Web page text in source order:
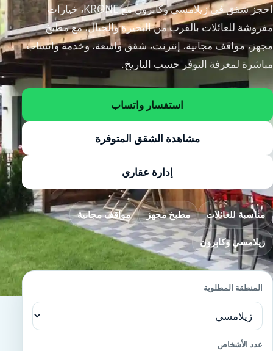
احجز شقق في زيلامسي وكابرون مع KRONE، خيارات
مفروشة للعائلات بالقرب من البحيرة والجبال، مع مطبخ
مجهز، مواقف مجانية، إنترنت، شقق واسعة، وخدمة واتساب
مباشرة لمعرفة التوفر حسب التاريخ.
استفسار واتساب
مشاهدة الشقق المتوفرة
إدارة عقاري
مناسبة للعائلات مطبخ مجهز مواقف مجانية
زيلامسي وكابرون
المنطقة المطلوبة
عدد الأشخاص